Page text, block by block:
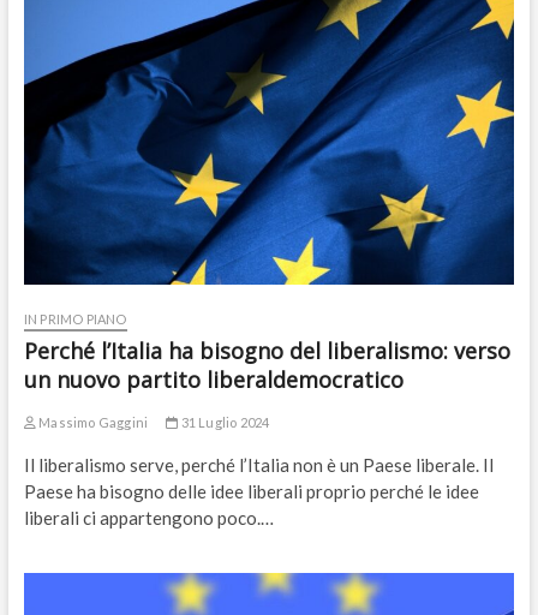
IN PRIMO PIANO
Perché l’Italia ha bisogno del liberalismo: verso
un nuovo partito liberaldemocratico
Massimo Gaggini 31 Luglio 2024
Il liberalismo serve, perché l’Italia non è un Paese liberale. Il
Paese ha bisogno delle idee liberali proprio perché le idee
liberali ci appartengono poco.…